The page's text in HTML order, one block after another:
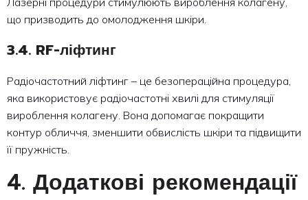
що призводить до омолодження шкіри.
3.4. RF-ліфтинг
Радіочастотний ліфтинг – це безопераційна процедура,
яка використовує радіочастотні хвилі для стимуляції
вироблення колагену. Вона допомагає покращити
контур обличчя, зменшити обвислість шкіри та підвищити
її пружність.
4. Додаткові рекомендації